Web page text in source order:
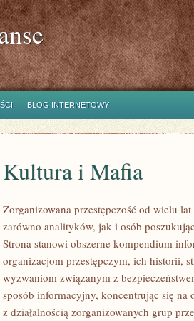
BLOG INTERNETOWY
Kultura i Mafia
Zorganizowana przestępczość od wielu
zarówno analityków, jak i osób
Strona stanowi obszerne kompendium
organizacjom przestępczym, ich historii,
wyzwaniom związanym z
sposób informacyjny, koncentrując się
z działalnością zorganizowanych grup